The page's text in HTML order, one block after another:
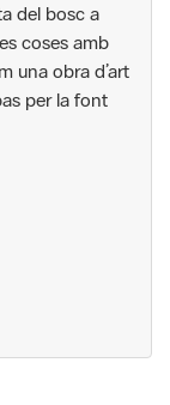
del bosc a
coses amb
una obra d’art
per la font